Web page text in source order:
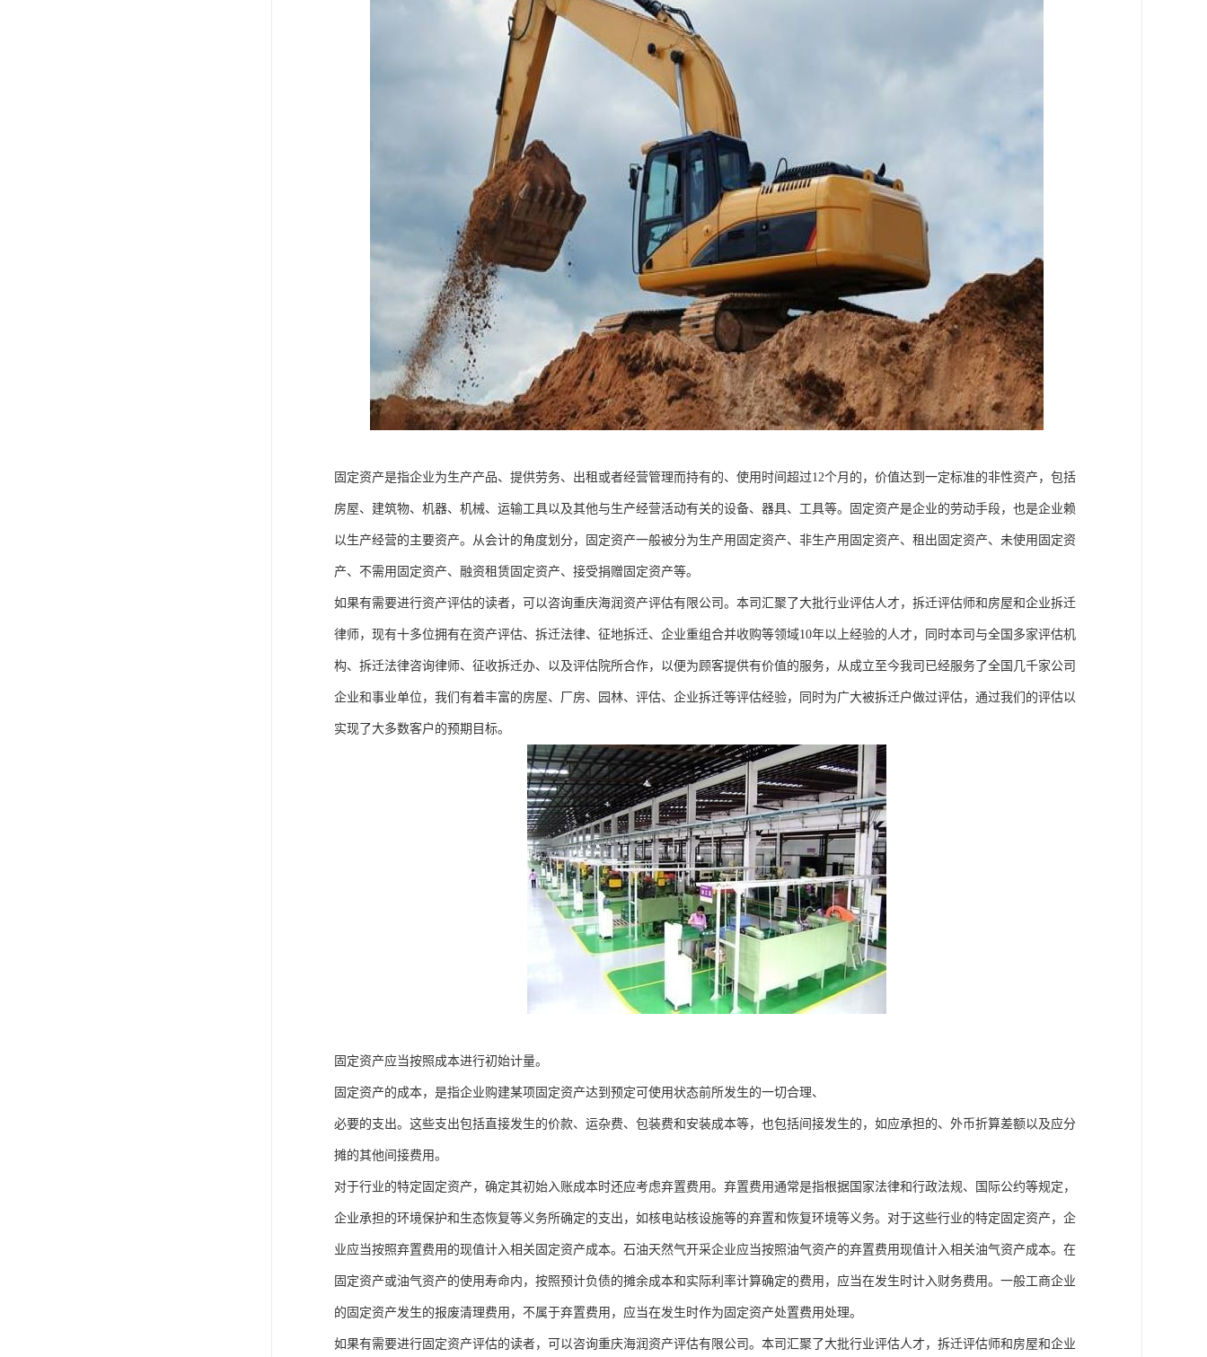
固定资产是指企业为生产产品、提供劳务、出租或者经营管理而持有的、使用时间超过12个月的，价值达到一定标准的非性资产，包括
房屋、建筑物、机器、机械、运输工具以及其他与生产经营活动有关的设备、器具、工具等。固定资产是企业的劳动手段，也是企业赖
以生产经营的主要资产。从会计的角度划分，固定资产一般被分为生产用固定资产、非生产用固定资产、租出固定资产、未使用固定资
产、不需用固定资产、融资租赁固定资产、接受捐赠固定资产等。
如果有需要进行资产评估的读者，可以咨询重庆海润资产评估有限公司。本司汇聚了大批行业评估人才，拆迁评估师和房屋和企业拆迁
律师，现有十多位拥有在资产评估、拆迁法律、征地拆迁、企业重组合并收购等领域10年以上经验的人才，同时本司与全国多家评估机
构、拆迁法律咨询律师、征收拆迁办、以及评估院所合作，以便为顾客提供有价值的服务，从成立至今我司已经服务了全国几千家公司
企业和事业单位，我们有着丰富的房屋、厂房、园林、评估、企业拆迁等评估经验，同时为广大被拆迁户做过评估，通过我们的评估以
实现了大多数客户的预期目标。
固定资产应当按照成本进行初始计量。
固定资产的成本，是指企业购建某项固定资产达到预定可使用状态前所发生的一切合理、
必要的支出。这些支出包括直接发生的价款、运杂费、包装费和安装成本等，也包括间接发生的，如应承担的、外币折算差额以及应分
摊的其他间接费用。
对于行业的特定固定资产，确定其初始入账成本时还应考虑弃置费用。弃置费用通常是指根据国家法律和行政法规、国际公约等规定，
企业承担的环境保护和生态恢复等义务所确定的支出，如核电站核设施等的弃置和恢复环境等义务。对于这些行业的特定固定资产，企
业应当按照弃置费用的现值计入相关固定资产成本。石油天然气开采企业应当按照油气资产的弃置费用现值计入相关油气资产成本。在
固定资产或油气资产的使用寿命内，按照预计负债的摊余成本和实际利率计算确定的费用，应当在发生时计入财务费用。一般工商企业
的固定资产发生的报废清理费用，不属于弃置费用，应当在发生时作为固定资产处置费用处理。
如果有需要进行固定资产评估的读者，可以咨询重庆海润资产评估有限公司。本司汇聚了大批行业评估人才，拆迁评估师和房屋和企业